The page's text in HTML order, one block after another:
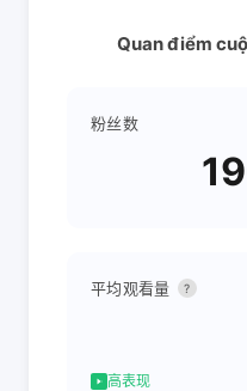
Quan điểm
粉丝数
平均观看量 ?
高表现